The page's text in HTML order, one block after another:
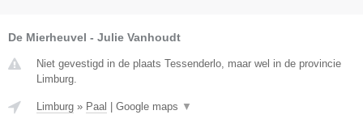
De Mierheuvel - Julie Vanhoudt
Niet gevestigd in de plaats Tessenderlo, maar wel in de provincie
Limburg.
Limburg » Paal Google maps ▼